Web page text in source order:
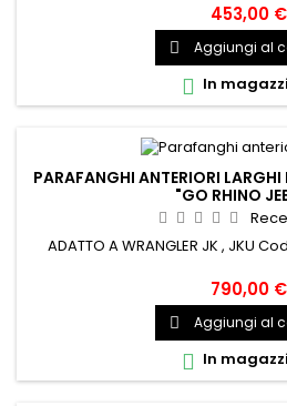
453,00 €
 Aggiungi al
 In
PARAFANGHI ANTERIORI
"GO RHINO
ADATTO A WRANGLER JK , JKU
790,00 €
 Aggiungi al
 In